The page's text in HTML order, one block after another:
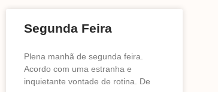
Segunda Feira
Plena manhã de segunda feira.
Acordo com uma estranha e
inquietante vontade de rotina. De